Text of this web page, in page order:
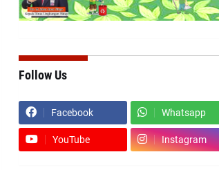
Follow Us
Facebook Whatsapp
YouTube Instagram